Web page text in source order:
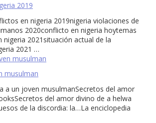
2019
en nigeria 2019nigeria violaciones de
2020conflicto en nigeria hoytemas
nigeria 2021situación actual de la
2021 …
musulman
a un joven musulmanSecretos del amor
del amor divino de a helwa
de la discordia: la…La enciclopedia